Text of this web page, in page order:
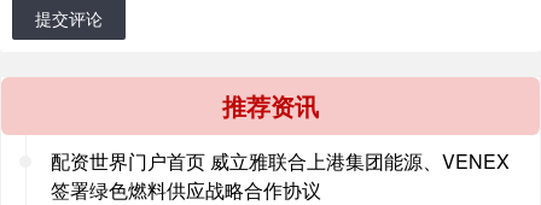
提交评论
推荐资讯
配资世界门户首页 威立雅联合上港集团能源、VENEX
签署绿色燃料供应战略合作协议